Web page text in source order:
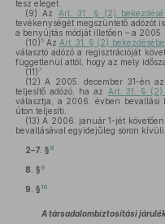
tesz eleget.
(9) Az Art. 31. § (2)
tevékenységét megszüntető adózót
a benyújtás módját illetően – a
(10)6Az Art. 31. § (2)
választó adózó a regisztrációját
függetlenül attól, hogy az mely
(11)7
(12) A 2005. december 31-én az
teljesítő adózó, ha az
Art. 31. § (2)
választja, a 2006. évben bevallási
úton teljesíti.
(13) A 2006. január 1-jét
bevallásával egyidejűleg soron kívüli
2–7. § 8
8. § 9
9. § 10
A társadalombiztosítási